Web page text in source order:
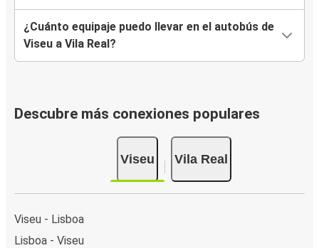
¿Cuánto equipaje puedo llevar en el autobús de
Viseu a Vila Real?
Descubre más conexiones populares
Viseu Vila Real
Viseu - Lisboa
Lisboa - Viseu